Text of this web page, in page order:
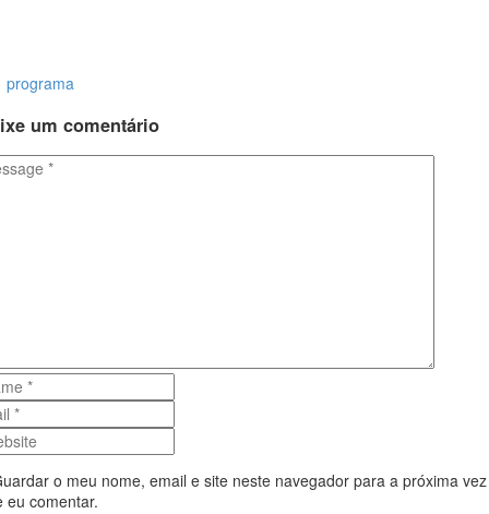
programa
um comentário
o meu nome, email e site neste navegador para a próxima vez
eu comentar.